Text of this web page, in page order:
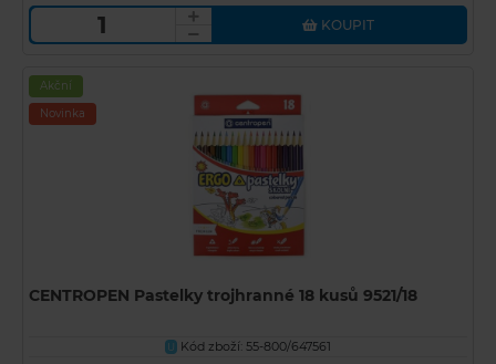
KOUPIT
Akční
Novinka
CENTROPEN Pastelky trojhranné 18 kusů 9521/18
U
Kód zboží: 55-800/647561